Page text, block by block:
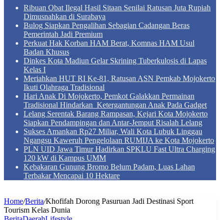
Ribuan Obat Ilegal Hasil Sitaan Senilai Ratusan Juta Rupiah
Dimusnahkan di Surabaya
Bulog Siapkan Pengalihan Sebagian Cadangan Beras
Pemerintah Jadi Premium
Perkuat Hak Korban HAM Berat, Komnas HAM Usul
Badan Khusus
Dinkes Kota Madiun Gelar Skrining Tuberkulosis di Lapas
Kelas I
Meriahkan HUT RI Ke-81, Ratusan ASN Pemkab Mojokerto
Ikuti Olahraga Tradisional
Hari Anak Di Mojokerto, Pemkot Galakkan Permainan
Tradisional Hindarkan Ketergantungan Anak Pada Gadget
Lelang Serentak Barang Rampasan, Kejari Kota Mojokerto
Siapkan Pendampingan dan Antar-Jemput Risalah Lelang
Sukses Amankan Rp27 Miliar, Wali Kota Lubuk Linggau
Ngangsu Kaweruh Pengelolaan RUMIJA ke Kota Mojokerto
PLN UID Jawa Timur Hadirkan SPKLU Fast Ultra Charging
120 kW di Kampus UMM
Kebakaran Gunung Bromo Belum Padam, Luas Lahan
Terbakar Mencapai 10 Hektare
Home/Berita/Khofifah Dorong Pasuruan Jadi Destinasi Sport
Tourism Kelas Dunia